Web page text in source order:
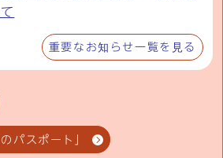
重要なお知らせ一覧を見る
パスポート」